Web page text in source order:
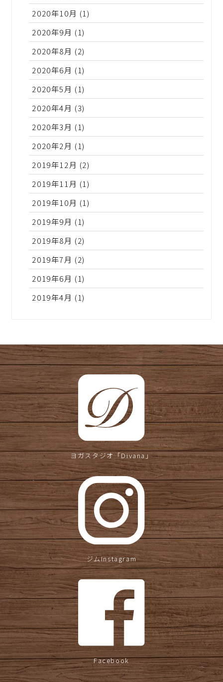
2020年10月 (1)
2020年9月 (1)
2020年8月 (2)
2020年6月 (1)
2020年5月 (1)
2020年4月 (3)
2020年3月 (1)
2020年2月 (1)
2019年12月 (2)
2019年11月 (1)
2019年10月 (1)
2019年9月 (1)
2019年8月 (2)
2019年7月 (2)
2019年6月 (1)
2019年4月 (1)
ヨガスタジオ「Divana」
ジムInstagram
Facebook